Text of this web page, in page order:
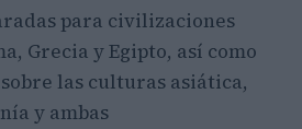
para civilizaciones
Grecia y Egipto, así como
las culturas asiática,
y ambas